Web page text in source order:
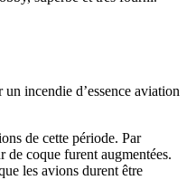
incendie d’essence aviation
de cette période. Par
de coque furent augmentées.
les avions durent être